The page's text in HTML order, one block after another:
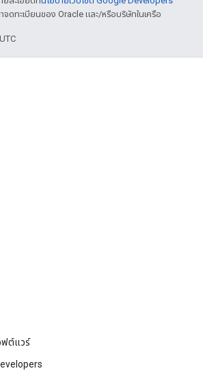
จดทะเบียนของ Oracle และ/หรือบริษัทในเครือ
ฟต์แวร์